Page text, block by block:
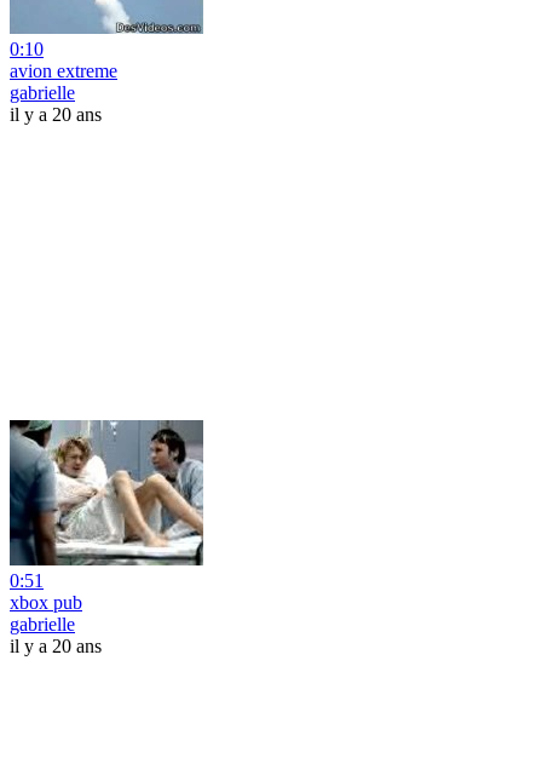
0:10
avion extreme
gabrielle
il y a 20 ans
0:51
xbox pub
gabrielle
il y a 20 ans